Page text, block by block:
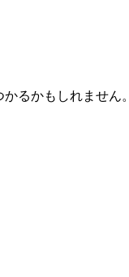
るかもしれません。